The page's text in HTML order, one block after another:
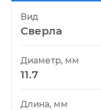
Вид
Сверла
Диаметр, мм
11.7
Длина, мм